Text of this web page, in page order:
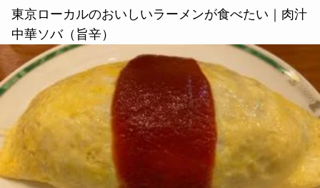
東京ローカルのおいしいラーメンが食べたい｜肉汁
中華ソバ（旨辛）